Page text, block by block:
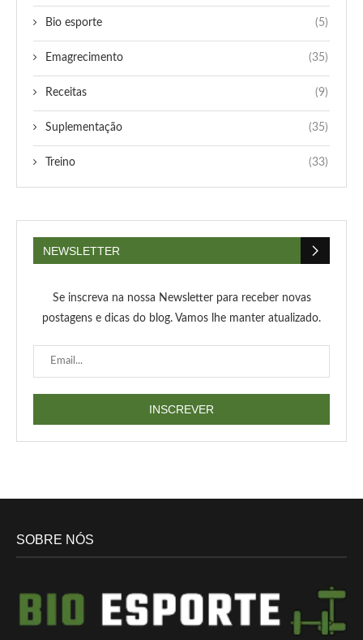
Bio esporte (5)
Emagrecimento (35)
Receitas (9)
Suplementação (35)
Treino (33)
NEWSLETTER
Se inscreva na nossa Newsletter para receber novas
postagens e dicas do blog. Vamos lhe manter atualizado.
SOBRE NÓS